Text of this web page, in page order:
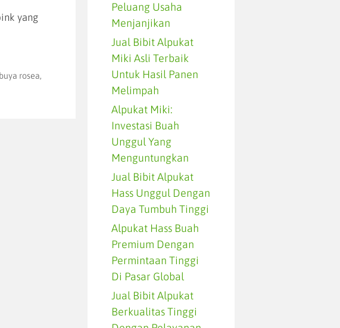
yang
rosea,
Peluang Usaha
Menjanjikan
Jual Bibit Alpukat
Miki Asli Terbaik
Untuk Hasil Panen
Melimpah
Alpukat Miki:
Investasi Buah
Unggul Yang
Menguntungkan
Jual Bibit Alpukat
Hass Unggul Dengan
Daya Tumbuh Tinggi
Alpukat Hass Buah
Premium Dengan
Permintaan Tinggi
Di Pasar Global
Jual Bibit Alpukat
Berkualitas Tinggi